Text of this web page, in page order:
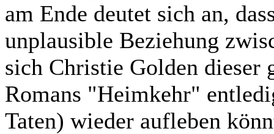
am Ende deutet sich an,
unplausible Beziehung
sich Christie Golden dieser
Romans "Heimkehr"
Taten) wieder aufleben